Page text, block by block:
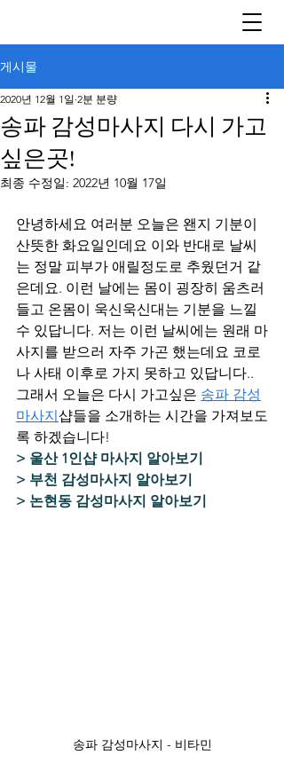
게시물
송파 감성마사지 다시 가고
싶은곳!
2020년 12월 1일 2분 분량
최종 수정일: 2022년 10월 17일
안녕하세요 여러분 오늘은 왠지 기분이
산뜻한 화요일인데요 이와 반대로 날씨
는 정말 피부가 애릴정도로 추웠던거 같
은데요. 이런 날에는 몸이 굉장히 움츠러
들고 온몸이 욱신욱신대는 기분을 느낄
수 있답니다. 저는 이런 날씨에는 원래 마
사지를 받으러 자주 가곤 했는데요 코로
나 사태 이후로 가지 못하고 있답니다..
그래서 오늘은 다시 가고싶은 송파 감성
마사지샵들을 소개하는 시간을 가져보도
록 하겠습니다!
> 울산 1인샵 마사지 알아보기
> 부천 감성마사지 알아보기
> 논현동 감성마사지 알아보기
송파 감성마사지 - 비타민